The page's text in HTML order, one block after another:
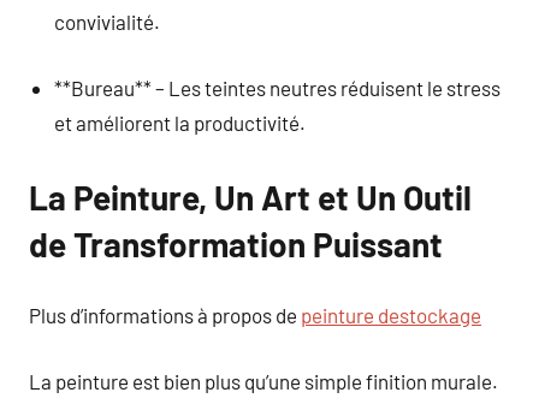
convivialité.
**Bureau** – Les teintes neutres réduisent le stress
et améliorent la productivité.
La Peinture, Un Art et Un Outil
de Transformation Puissant
Plus d’informations à propos de peinture destockage
La peinture est bien plus qu’une simple finition murale.